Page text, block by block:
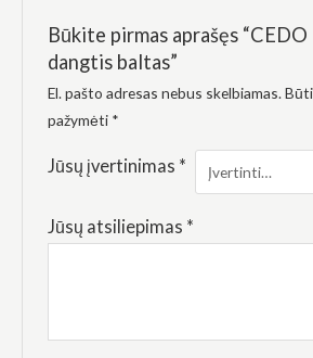
Būkite pirmas aprašęs “CEDO
dangtis baltas”
El. pašto adresas nebus skelbiamas.
pažymėti *
Jūsų įvertinimas *
Jūsų atsiliepimas *